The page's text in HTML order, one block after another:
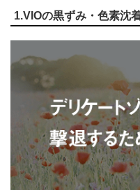
1.VIOの黒ずみ・色素沈